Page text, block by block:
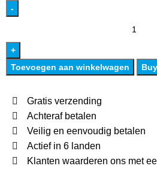
Toevoegen aan winkelwagen
Gratis verzending
Achteraf betalen
Veilig en eenvoudig betalen
Actief in 6 landen
Klanten waarderen ons met